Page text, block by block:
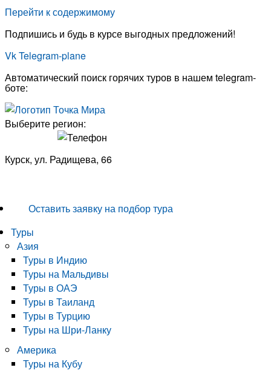
Перейти к содержимому
Подпишись и будь в курсе выгодных предложений!
VkTelegram-plane
Автоматический поиск горячих туров в нашем telegram-
боте:
Выберите регион:
Курск, ул. Радищева, 66
Оставить заявку на подбор тура
Туры
Азия
Туры в Индию
Туры на Мальдивы
Туры в ОАЭ
Туры в Таиланд
Туры в Турцию
Туры на Шри-Ланку
Америка
Туры на Кубу